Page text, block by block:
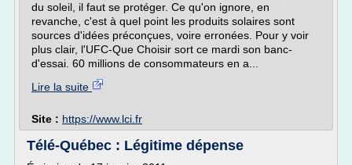
du soleil, il faut se protéger. Ce qu'on ignore, en
revanche, c'est à quel point les produits solaires sont
sources d'idées préconçues, voire erronées. Pour y voir
plus clair, l'UFC-Que Choisir sort ce mardi son banc-
d'essai. 60 millions de consommateurs en a...
Lire la suite
Site : https://www.lci.fr
Télé-Québec : Légitime dépense